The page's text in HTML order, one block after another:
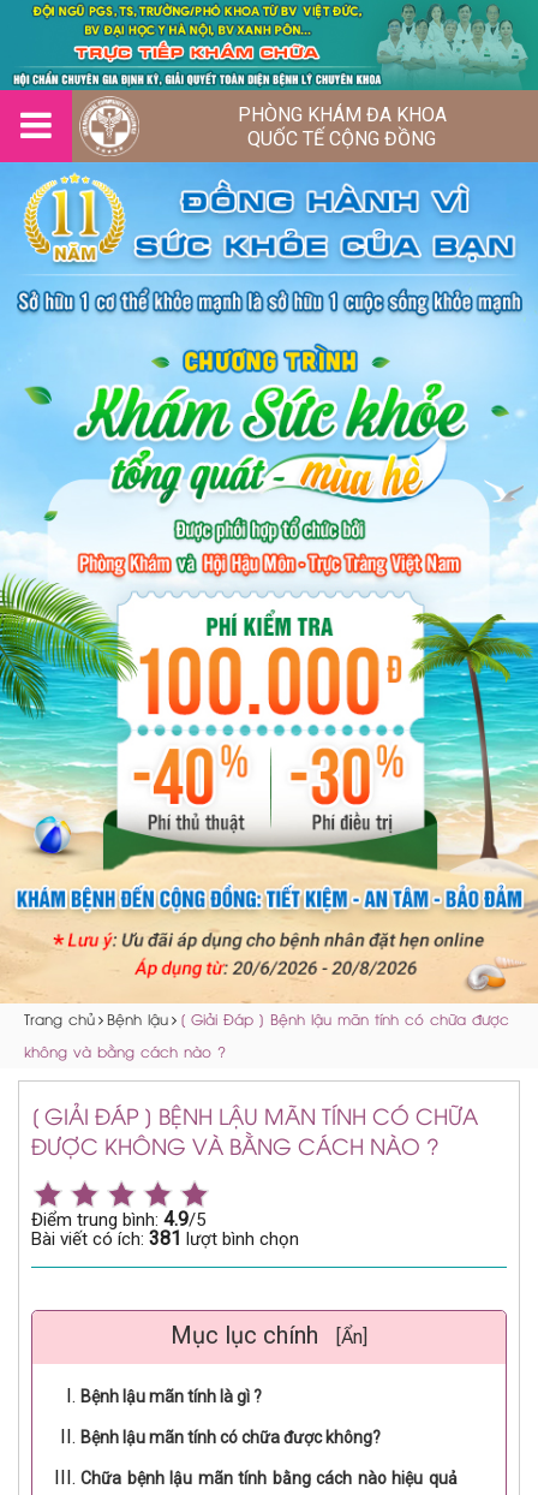
PHÒNG KHÁM ĐA KHOA
QUỐC TẾ CỘNG ĐỒNG
Trang chủ Bệnh lậu
[ Giải Đáp ] Bệnh lậu mãn tính có chữa được
không và bằng cách nào ?
[ GIẢI ĐÁP ] BỆNH LẬU MÃN TÍNH CÓ CHỮA
ĐƯỢC KHÔNG VÀ BẰNG CÁCH NÀO ?
Điểm trung bình: 4.9/5
Bài viết có ích: 381 lượt bình chọn
Mục lục chính [Ẩn]
Bệnh lậu mãn tính là gì ?
Bệnh lậu mãn tính có chữa được không?
Chữa bệnh lậu mãn tính bằng cách nào hiệu quả